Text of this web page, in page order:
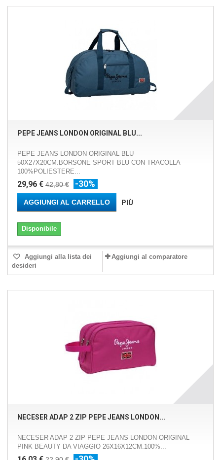
PEPE JEANS LONDON ORIGINAL BLU...
PEPE JEANS LONDON ORIGINAL BLU
50X27X20CM.BORSONE SPORT BLU CON TRACOLLA
100%POLIESTERE...
29,96 € 42,80 € -30%
AGGIUNGI AL CARRELLO PIÙ
Disponibile
Aggiungi alla lista dei
desideri
Aggiungi al comparatore
NECESER ADAP 2 ZIP PEPE JEANS LONDON...
NECESER ADAP 2 ZIP PEPE JEANS LONDON ORIGINAL
PINK BEAUTY DA VIAGGIO 26X16X12CM.100%...